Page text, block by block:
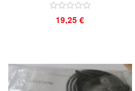
19,25 €